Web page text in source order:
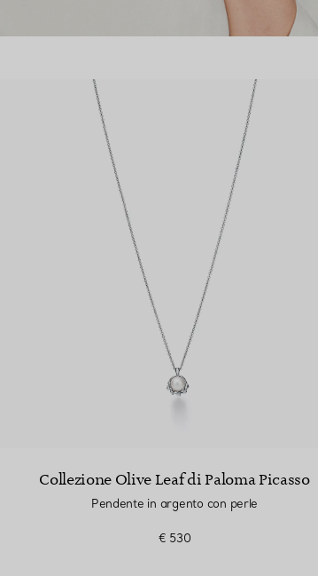
Collezione Olive Leaf di Paloma Picasso
Pendente in argento con perle
€ 530